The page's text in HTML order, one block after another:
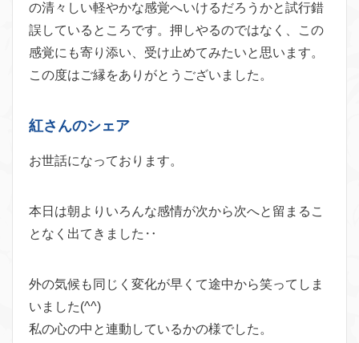
の清々しい軽やかな感覚へいけるだろうかと試行錯
誤しているところです。押しやるのではなく、この
感覚にも寄り添い、受け止めてみたいと思います。
この度はご縁をありがとうございました。
紅さんのシェア
お世話になっております。
本日は朝よりいろんな感情が次から次へと留まるこ
となく出てきました‥
外の気候も同じく変化が早くて途中から笑ってしま
いました(^^)
私の心の中と連動しているかの様でした。